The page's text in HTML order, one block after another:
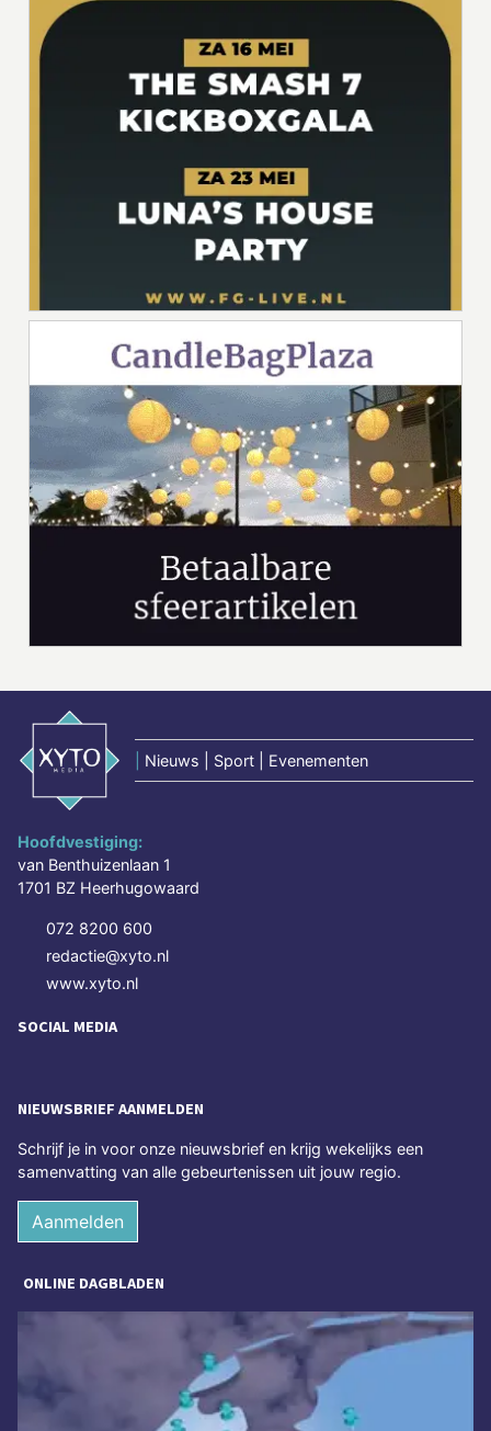
Nieuws | Sport | Evenementen
Hoofdvestiging:
van Benthuizenlaan 1
1701 BZ Heerhugowaard
072 8200 600
redactie@xyto.nl
www.xyto.nl
SOCIAL MEDIA
NIEUWSBRIEF AANMELDEN
Schrijf je in voor onze nieuwsbrief en krijg wekelijks een
samenvatting van alle gebeurtenissen uit jouw regio.
Aanmelden
ONLINE DAGBLADEN